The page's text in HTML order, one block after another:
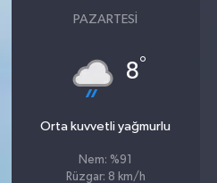
PAZARTESI
8°
Orta kuvvetli yağmurlu
Nem: %91
Rüzgar: 8 km/h